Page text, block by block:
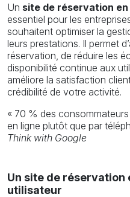
Un site de réservation en
essentiel pour les
souhaitent optimiser la
leurs prestations. Il permet
réservation, de réduire les
disponibilité continue aux
améliore la satisfaction
crédibilité de votre activité.
« 70 % des
en ligne plutôt que par
Think with Google
Un site de réservation
utilisateur